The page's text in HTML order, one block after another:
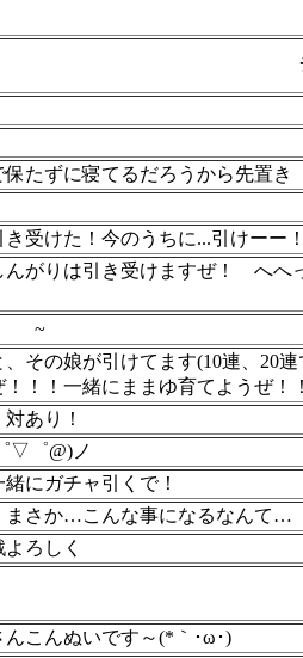
保たずに寝てるだろうから先置
受けた！今のうちに...引けーー！
んがりは引き受けますぜ！ へへ
~
その娘が引けてます(10連、20
！！一緒にままゆ育てようぜ！！
あり！
▽゜@)ノ
にガチャ引くで！
まさか…こんな事になるなんて…
ろしく
こんぬいです～(*｀･ω･)ゞ